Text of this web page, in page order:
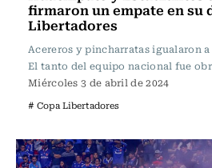
firmaron un empate en su
Libertadores
Acereros y pincharratas igualaron
El tanto del equipo nacional fue
Miércoles 3 de abril de 2024
# Copa Libertadores